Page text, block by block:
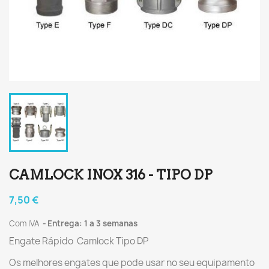
CAMLOCK INOX 316 - TIPO DP
7,50 €
Com IVA Entrega: 1 a 3 semanas
Engate Rápido Camlock Tipo DP
Os melhores engates que pode usar no seu equipamento